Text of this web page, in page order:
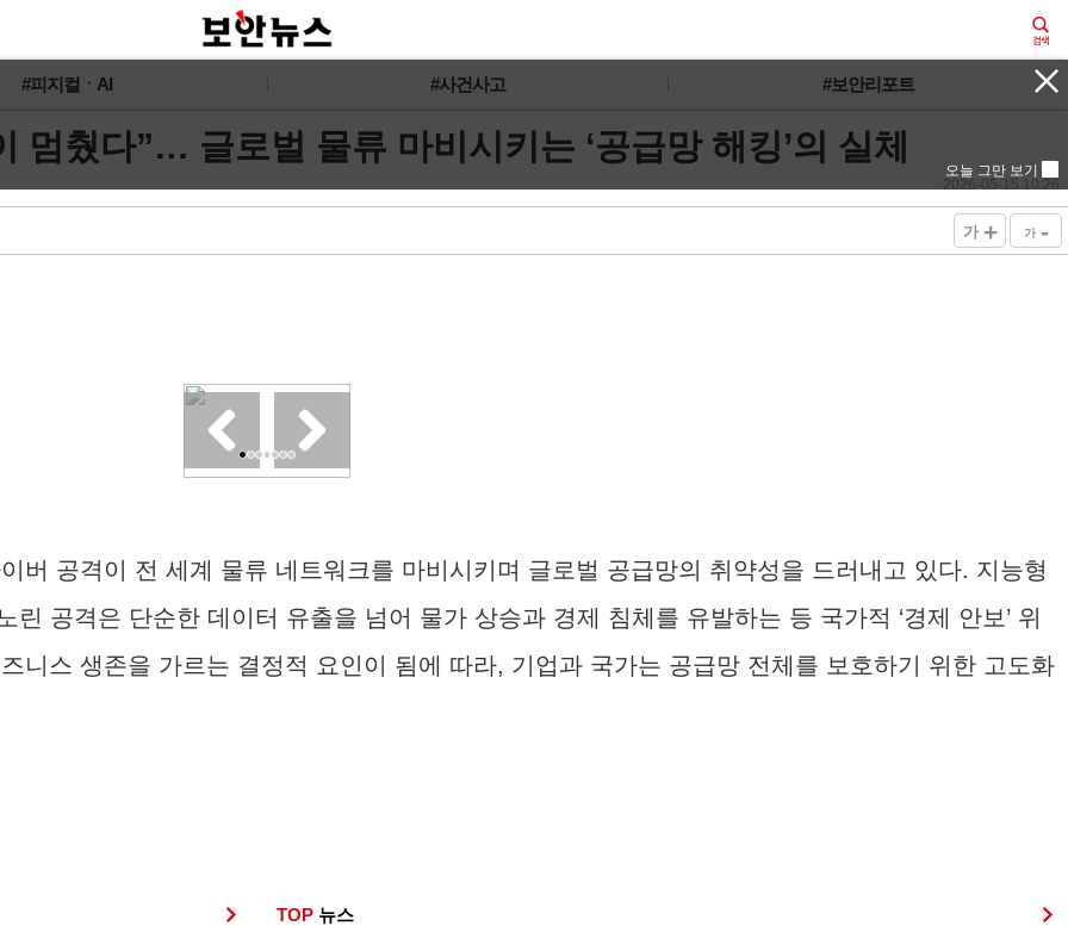
#피지컬ㆍAI #사건사고 #보안리포트
췄다”… 글로벌 물류 마비시키는 ‘공급망 해킹’의 실체
2026-05-15 10:26
가 + 가 -
버 공격이 전 세계 물류 네트워크를 마비시키며 글로벌 공급망의 취약성을 드러내고 있다. 지능형
공격은 단순한 데이터 유출을 넘어 물가 상승과 경제 침체를 유발하는 등 국가적 ‘경제 안보’ 위
니스 생존을 가르는 결정적 요인이 됨에 따라, 기업과 국가는 공급망 전체를 보호하기 위한 고도화
TOP 뉴스
오늘 그만 보기